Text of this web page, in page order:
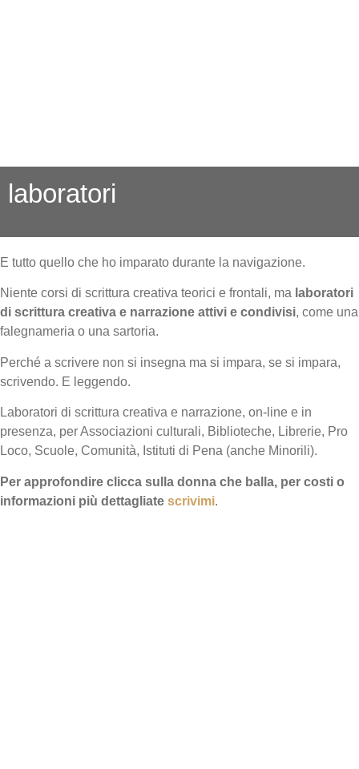
laboratori
E tutto quello che ho imparato durante la navigazione.
Niente corsi di scrittura creativa teorici e frontali, ma laboratori
di scrittura creativa e narrazione attivi e condivisi, come una
falegnameria o una sartoria.
Perché a scrivere non si insegna ma si impara, se si impara,
scrivendo. E leggendo.
Laboratori di scrittura creativa e narrazione, on-line e in
presenza, per Associazioni culturali, Biblioteche, Librerie, Pro
Loco, Scuole, Comunità, Istituti di Pena (anche Minorili).
Per approfondire clicca sulla donna che balla, per costi o
informazioni più dettagliate scrivimi.